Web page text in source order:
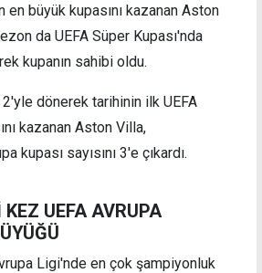
en büyük kupasını kazanan Aston
da UEFA Süper Kupası'nda
kupanın sahibi oldu.
dönerek tarihinin ilk UEFA
kazanan Aston Villa,
kupası sayısını 3'e çıkardı.
UEFA AVRUPA
Ligi'nde en çok şampiyonluk